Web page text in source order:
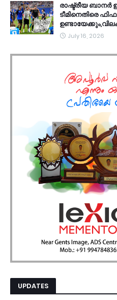
രാഷ്ട്രീയ ബാനർ
ടീമിനെതിരെ
July 16, 2026
UPDATES